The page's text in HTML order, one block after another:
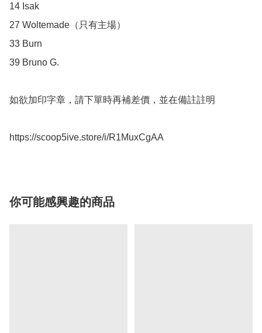
14 Isak
27 Woltemade（只有主場）
33 Burn
39 Bruno G.
如欲加印字章，請下單時再補差價，並在備註註明
https://scoop5ive.store/i/R1MuxCgAA
你可能感興趣的商品